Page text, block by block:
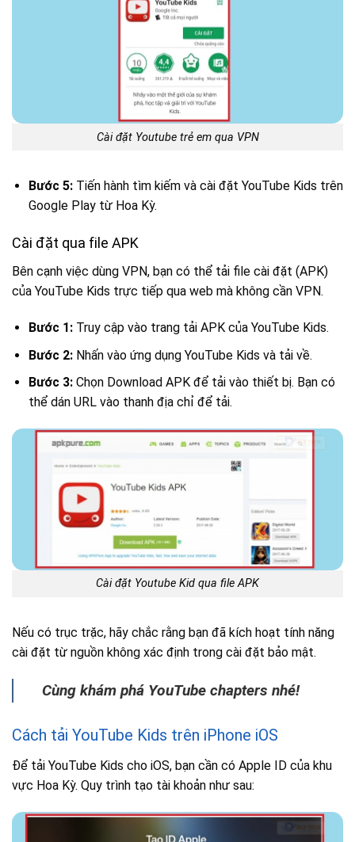
Cài đặt Youtube trẻ em qua VPN
Bước 5:Tiến hành tìm kiếm và cài đặt YouTube Kids trên
Google Play từ Hoa Kỳ.
Cài đặt qua file APK
Bên cạnh việc dùng VPN, bạn có thể tải file cài đặt (APK)
của YouTube Kids trực tiếp qua web mà không cần VPN.
Bước 1:Truy cập vào trang tải APK của YouTube Kids.
Bước 2:Nhấn vào ứng dụng YouTube Kids và tải về.
Bước 3:Chọn Download APK để tải vào thiết bị. Bạn có
thể dán URL vào thanh địa chỉ để tải.
Cài đặt Youtube Kid qua file APK
Nếu có trục trặc, hãy chắc rằng bạn đã kích hoạt tính năng
cài đặt từ nguồn không xác định trong cài đặt bảo mật.
Cùng khám phá YouTube chapters nhé!
Cách tải YouTube Kids trên iPhone iOS
Để tải YouTube Kids cho iOS, bạn cần có Apple ID của khu
vực Hoa Kỳ. Quy trình tạo tài khoản như sau: